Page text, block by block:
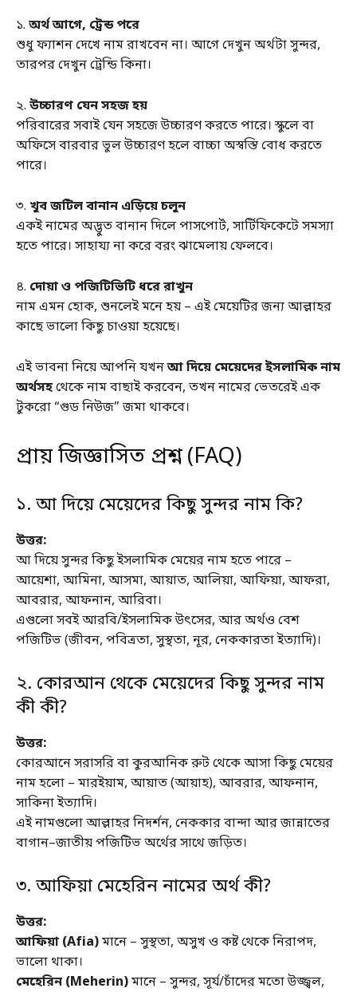
১. অর্থ আগে, ট্রেন্ড পরে
শুধু ফ্যাশন দেখে নাম রাখবেন না। আগে দেখুন অর্থটা সুন্দর,
তারপর দেখুন ট্রেন্ডি কিনা।
২. উচ্চারণ যেন সহজ হয়
পরিবারের সবাই যেন সহজে উচ্চারণ করতে পারে। স্কুলে বা
অফিসে বারবার ভুল উচ্চারণ হলে বাচ্চা অস্বস্তি বোধ করতে
পারে।
৩. খুব জটিল বানান এড়িয়ে চলুন
একই নামের অদ্ভুত বানান দিলে পাসপোর্ট, সার্টিফিকেটে সমস্যা
হতে পারে। সাহায্য না করে বরং ঝামেলায় ফেলবে।
৪. দোয়া ও পজিটিভিটি ধরে রাখুন
নাম এমন হোক, শুনলেই মনে হয় – এই মেয়েটির জন্য আল্লাহর
কাছে ভালো কিছু চাওয়া হয়েছে।
এই ভাবনা নিয়ে আপনি যখনআ দিয়ে মেয়েদের ইসলামিক নাম
অর্থসহথেকে নাম বাছাই করবেন, তখন নামের ভেতরেই এক
টুকরো “গুড নিউজ” জমা থাকবে।
প্রায় জিজ্ঞাসিত প্রশ্ন (FAQ)
১. আ দিয়ে মেয়েদের কিছু সুন্দর নাম কি?
উত্তর:
আ দিয়ে সুন্দর কিছু ইসলামিক মেয়ের নাম হতে পারে –
আয়েশা, আমিনা, আসমা, আয়াত, আলিয়া, আফিয়া, আফরা,
আবরার, আফনান, আরিবা।
এগুলো সবই আরবি/ইসলামিক উৎসের, আর অর্থও বেশ
পজিটিভ (জীবন, পবিত্রতা, সুস্থতা, নূর, নেককারতা ইত্যাদি)।
২. কোরআন থেকে মেয়েদের কিছু সুন্দর নাম
কী কী?
উত্তর:
কোরআনে সরাসরি বা কুরআনিক রুট থেকে আসা কিছু মেয়ের
নাম হলো – মারইয়াম, আয়াত (আয়াহ), আবরার, আফনান,
সাকিনা ইত্যাদি।
এই নামগুলো আল্লাহর নিদর্শন, নেককার বান্দা আর জান্নাতের
বাগান–জাতীয় পজিটিভ অর্থের সাথে জড়িত।
৩. আফিয়া মেহেরিন নামের অর্থ কী?
উত্তর:
আফিয়া (Afia)মানে – সুস্থতা, অসুখ ও কষ্ট থেকে নিরাপদ,
ভালো থাকা।
মেহেরিন (Meherin)মানে – সুন্দর, সূর্য/চাঁদের মতো উজ্জ্বল,